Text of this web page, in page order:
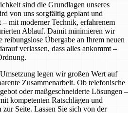
sind die Grundlagen unseres
von uns sorgfältig geplant und
mit moderner Technik, erfahrenem
Ablauf. Damit minimieren wir
Übergabe an Ihrem neuen
verlassen, dass alles ankommt –
legen wir großen Wert auf
Zusammenarbeit. Ob telefonische
oder maßgeschneiderte Lösungen –
kompetenten Ratschlägen und
Seite. Lassen Sie sich von der